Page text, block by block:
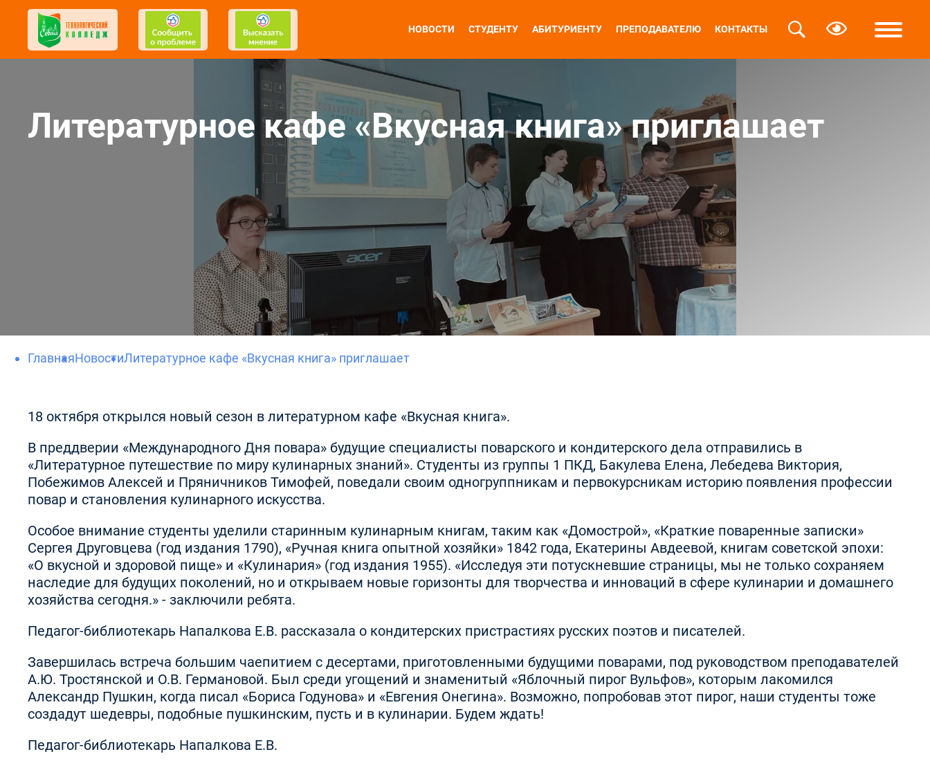
НОВОСТИ СТУДЕНТУ АБИТУРИЕНТУ ПРЕПОДАВАТЕЛЮ КОНТАКТЫ
Литературное кафе «Вкусная книга» приглашает
ГлавнаяНовостиЛитературное кафе «Вкусная книга» приглашает
18 октября открылся новый сезон в литературном кафе «Вкусная книга».
В преддверии «Международного Дня повара» будущие специалисты поварского и кондитерского дела отправились в
«Литературное путешествие по миру кулинарных знаний». Студенты из группы 1 ПКД, Бакулева Елена, Лебедева Виктория,
Побежимов Алексей и Пряничников Тимофей, поведали своим одногруппникам и первокурсникам историю появления профессии
повар и становления кулинарного искусства.
Особое внимание студенты уделили старинным кулинарным книгам, таким как «Домострой», «Краткие поваренные записки»
Сергея Друговцева (год издания 1790), «Ручная книга опытной хозяйки» 1842 года, Екатерины Авдеевой, книгам советской эпохи:
«О вкусной и здоровой пище» и «Кулинария» (год издания 1955). «Исследуя эти потускневшие страницы, мы не только сохраняем
наследие для будущих поколений, но и открываем новые горизонты для творчества и инноваций в сфере кулинарии и домашнего
хозяйства сегодня.» - заключили ребята.
Педагог-библиотекарь Напалкова Е.В. рассказала о кондитерских пристрастиях русских поэтов и писателей.
Завершилась встреча большим чаепитием с десертами, приготовленными будущими поварами, под руководством преподавателей
А.Ю. Тростянской и О.В. Германовой. Был среди угощений и знаменитый «Яблочный пирог Вульфов», которым лакомился
Александр Пушкин, когда писал «Бориса Годунова» и «Евгения Онегина». Возможно, попробовав этот пирог, наши студенты тоже
создадут шедевры, подобные пушкинским, пусть и в кулинарии. Будем ждать!
Педагог-библиотекарь Напалкова Е.В.